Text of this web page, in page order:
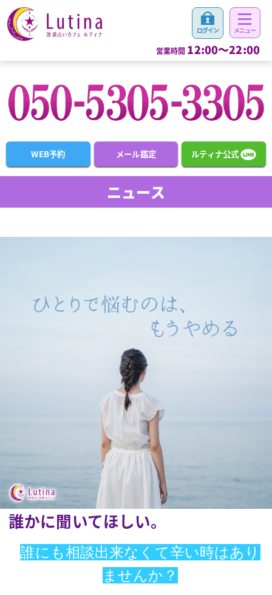
営業時間 12:00～22:00
WEB予約 メール鑑定 ルティナ公式
ニュース
誰かに聞いてほしい。
誰にも相談出来なくて辛い時はあり
ませんか？